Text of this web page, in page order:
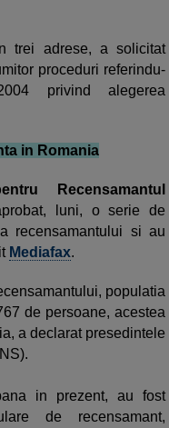
trei adrese, a solicitat
proceduri referindu-
privind alegerea
in Romania
Recensamantul
luni, o serie de
recensamantului si au
Mediafax.
populatia
de persoane, acestea
a declarat presedintele
in prezent, au fost
de recensamant,